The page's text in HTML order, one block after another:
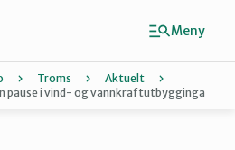
Troms
Aktuelt
pause i vind- og vannkraftutbygginga